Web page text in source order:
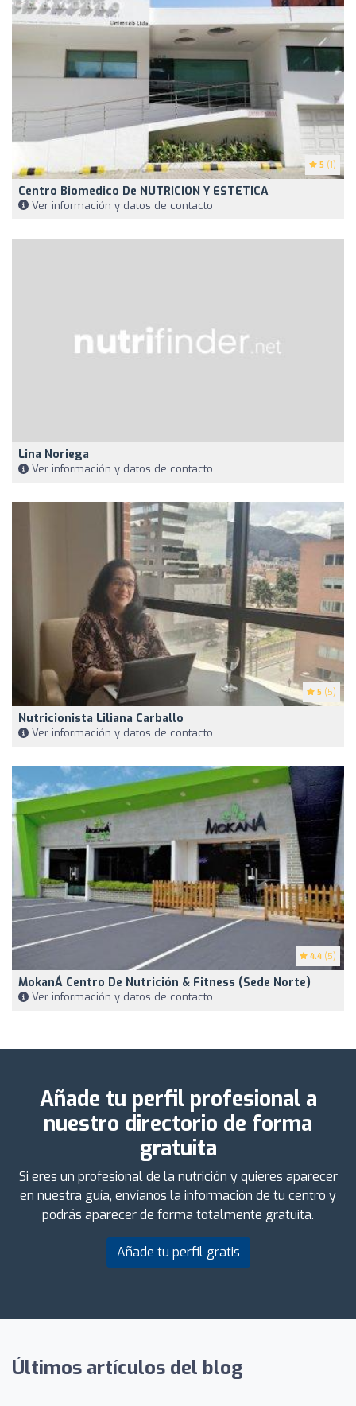
5 (1)
Centro Biomedico De NUTRICION Y ESTETICA
Ver información y datos de contacto
Lina Noriega
Ver información y datos de contacto
5 (5)
Nutricionista Liliana Carballo
Ver información y datos de contacto
4.4 (5)
MokanÁ Centro De Nutrición & Fitness (Sede Norte)
Ver información y datos de contacto
Añade tu perfil profesional a
nuestro directorio de forma
gratuita
Si eres un profesional de la nutrición y quieres aparecer
en nuestra guía, envíanos la información de tu centro y
podrás aparecer de forma totalmente gratuita.
Añade tu perfil gratis
Últimos artículos del blog